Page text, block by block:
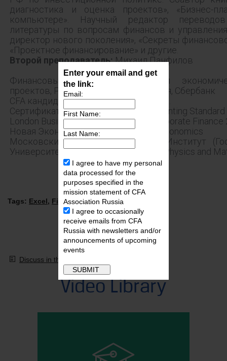
Enter your email and get
the link:
Email:
First Name:
Last Name:
I agree to have my personal
data processed for the
purposes specified in the
mission statement of CFA
Association Russia
I agree to occasionally
receive emails from CFA
Russia with newsletters and/or
announcements of upcoming
events
диагностика и оценка проектов», «Бизнес-
компьютере». Научный редактор
литературы по вопросам финансов и
директор нового поколения», «Секреты
«Проектное финансирование» и другие.
Второй преподаватель:Михаил Панфилов
Финансовый департамент, Отдел
проектов, Руководитель направления, Сбербанк
CFA кандидат, подготовка к 2 уровню.
Сертификат KPMG, International Accounting Standard
London Business School, Advanced Corporate Finance
Новая Экономическая Школа, M.A., Economics
Московский Физико-Технический Институт
Университет) (МФТИ), M.Sc., Applied Physics and
Tags: Excel, Financial Modeling,
Discuss in the forum
Video Library